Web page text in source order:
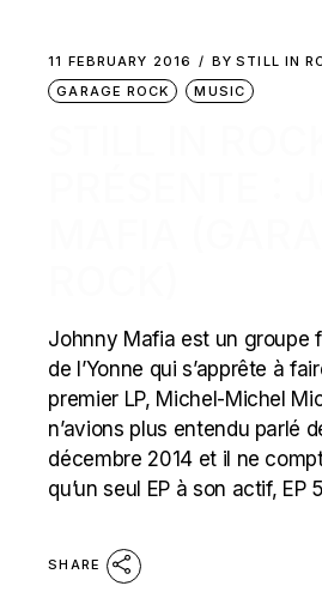
11 FEBRUARY 2016 BY STILL IN
GARAGE ROCK
MUSIC
Johnny Mafia est un groupe
de l’Yonne qui s’apprête à
premier LP, Michel​-​Michel
n’avions plus entendu parlé
décembre 2014 et il ne
qu’un seul EP à son actif, EP
SHARE